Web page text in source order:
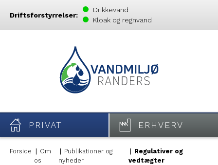
Driftsforstyrrelser:
Drikkevand
Kloak og regnvand
PRIVAT ERHVERV
Forside
Om
os
Publikationer og
nyheder
Regulativer og
vedtægter